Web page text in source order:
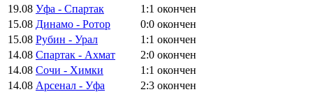
19.08 Уфа - Спартак 1:1 окончен
15.08 Динамо - Ротор 0:0 окончен
15.08 Рубин - Урал 1:1 окончен
14.08 Спартак - Ахмат 2:0 окончен
14.08 Сочи - Химки 1:1 окончен
14.08 Арсенал - Уфа 2:3 окончен